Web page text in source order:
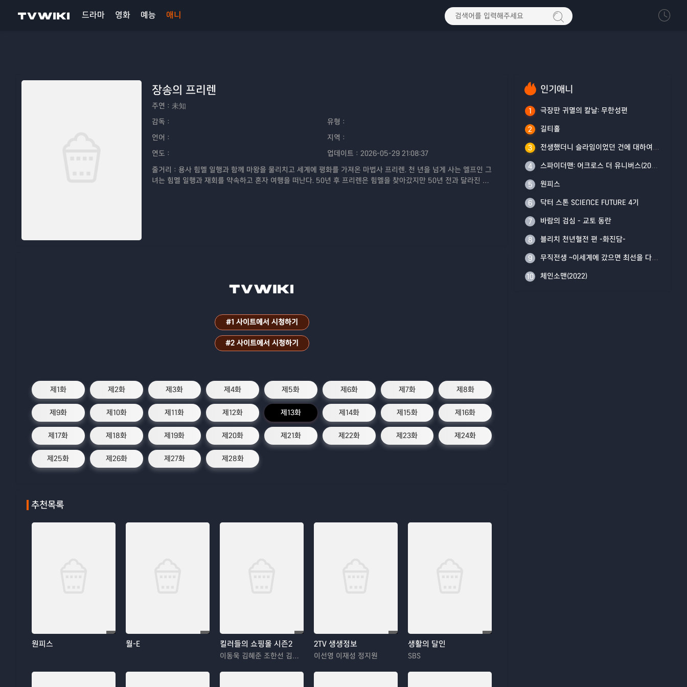
드라마 영화 예능 애니
장송의 프리렌
주연： 未知
감독：
유형：
언어：
지역：
연도：
업데이트： 2026-05-29 21:08:37
줄거리： 용사 힘멜 일행과 함께 마왕을 물리치고 세계에 평화를 가져온 마법사 프리렌. 천 년을 넘게 사는 엘프인 그
녀는 힘멜 일행과 재회를 약속하고 혼자 여행을 떠난다. 50년 후 프리렌은 힘멜을 찾아갔지만 50년 전과 달라진 게
#1 사이트에서 시청하기
#2 사이트에서 시청하기
제1화 제2화 제3화 제4화 제5화 제6화 제7화 제8화
제9화 제10화 제11화 제12화 제13화 제14화 제15화 제16화
제17화 제18화 제19화 제20화 제21화 제22화 제23화 제24화
제25화 제26화 제27화 제28화
추천목록
원피스 월-E 킬러들의 쇼핑몰 시즌2
이동욱 김혜준 조한선 김해나
2TV 생생정보
이선영 이재성 정지원
생활의 달인
SBS
인기애니
1 극장판 귀멸의 칼날: 무한성편
2 길티홀
3 전생했더니 슬라임이었던 건에 대하여 4기
4 스파이더맨: 어크로스 더 유니버스(2023)
5 원피스
6 닥터 스톤 SCIENCE FUTURE 4기
7 바람의 검심 - 교토 동란
8 블리치 천년혈전 편 -화진담-
9 무직전생 ~이세계에 갔으면 최선을 다한다~ Part 2
10 체인소맨(2022)